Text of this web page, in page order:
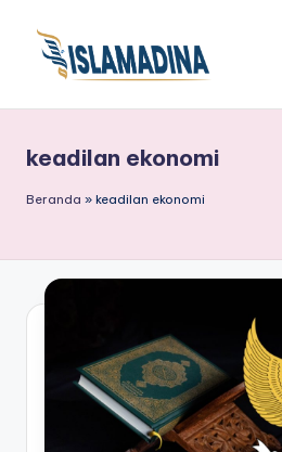
keadilan ekonomi
Beranda » keadilan ekonomi